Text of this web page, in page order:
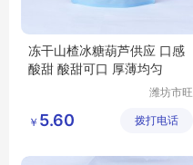
冻干山楂冰糖葫芦供应 口感
酸甜 酸甜可口 厚薄均匀
潍坊市旺
限公司
￥ 5.60 拨打电话